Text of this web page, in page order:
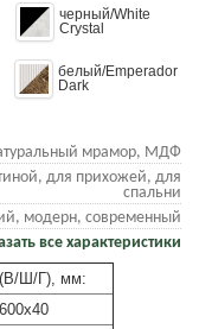
черный/White
Crystal
белый/Emperador
Dark
мрамор, МДФ
для прихожей, для
спальни
модерн, современный
все характеристики
(В/Ш/Г), мм: